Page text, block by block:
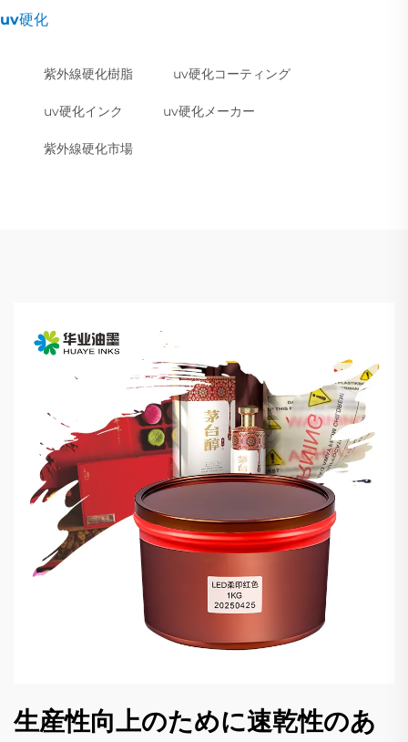
uv硬化
紫外線硬化樹脂 uv硬化コーティング
uv硬化インク uv硬化メーカー
紫外線硬化市場
生産性向上のために速乾性のあ